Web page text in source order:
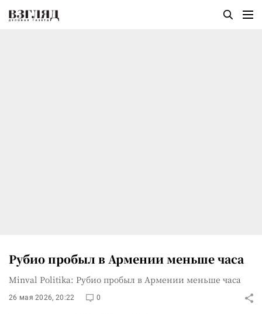
Рубио пробыл в Армении меньше часа
Minval Politika: Рубио пробыл в Армении меньше часа
26 мая 2026, 20:22 0